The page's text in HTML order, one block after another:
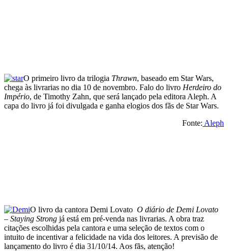
O primeiro livro da trilogia Thrawn, baseado em Star Wars,
chega às livrarias no dia 10 de novembro. Falo do livro Herdeiro do
Império, de Timothy Zahn, que será lançado pela editora Aleph. A
capa do livro já foi divulgada e ganha elogios dos fãs de Star Wars.
Fonte: Aleph
O livro da cantora Demi Lovato O diário de Demi Lovato
– Staying Strong já está em pré-venda nas livrarias. A obra traz
citações escolhidas pela cantora e uma seleção de textos com o
intuito de incentivar a felicidade na vida dos leitores. A previsão de
lançamento do livro é dia 31/10/14. Aos fãs, atenção!